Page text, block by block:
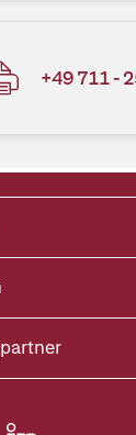
+49 711 -